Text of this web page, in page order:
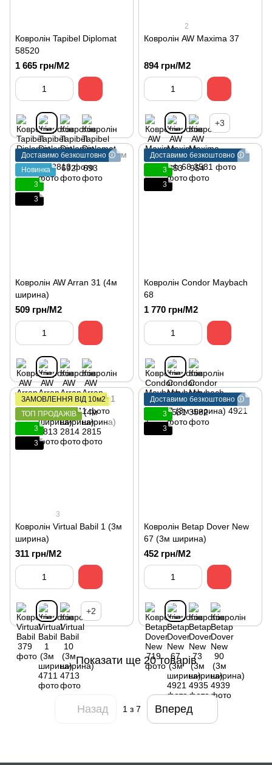
Ковролін Tapibel Diplomat
58520
1 665 грн/М2
2
Ковролін AW Maxima 37
894 грн/М2
+3
Доставимо безкоштовно 🛈
Новинка
3
3
Ковролін AW Arran 31 (4м
ширина)
509 грн/М2
Доставимо безкоштовно 🛈
3
3
Ковролін Condor Maybаch
68
1 770 грн/М2
ЗАМОВЛЕННЯ ВІД 10м2
ТОП ПРОДАЖІВ
3
3
3
Ковролін Virtual Babil 1 (3м
ширина)
311 грн/М2
+2
Доставимо безкоштовно 🛈
3
3
Ковролін Betap Dover New
67 (3м ширина)
452 грн/М2
Показати ще 20 товарів
Назад 1 з 7 Вперед